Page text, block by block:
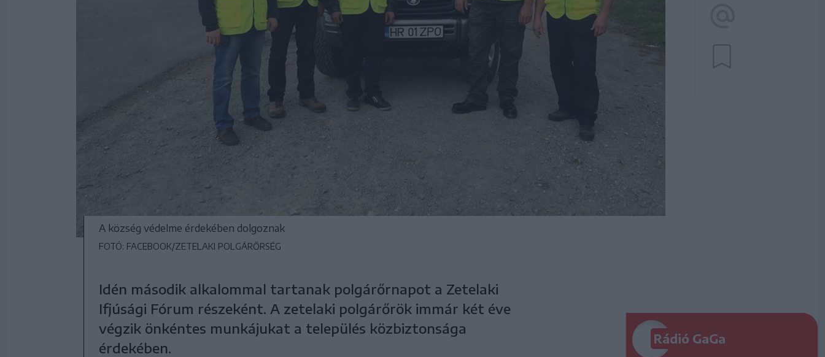
A község védelme érdekében dolgoznak
FOTÓ: FACEBOOK/ZETELAKI POLGÁRŐRSÉG
Idén második alkalommal tartanak polgárőrnapot a Zetelaki
Ifjúsági Fórum részeként. A zetelaki polgárőrök immár két éve
végzik önkéntes munkájukat a település közbiztonsága
érdekében.
Rádió GaGa